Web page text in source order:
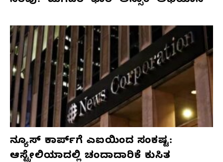
ನ್ಯೂಸ್ ಕಾರ್ಪ್‌ಗೆ ಎಐಯಿಂದ ಸಂಕಷ್ಟ:
ಆಸ್ಟ್ರೇಲಿಯಾದಲ್ಲಿ ಚಂದಾದಾರಿಕೆ ಕುಸಿತ